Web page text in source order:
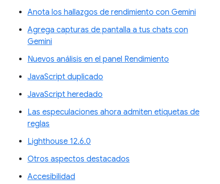
Anota los hallazgos de rendimiento con Gemini
Agrega capturas de pantalla a tus chats con
Gemini
Nuevos análisis en el panel Rendimiento
JavaScript duplicado
JavaScript heredado
Las especulaciones ahora admiten etiquetas de
reglas
Lighthouse 12.6.0
Otros aspectos destacados
Accesibilidad